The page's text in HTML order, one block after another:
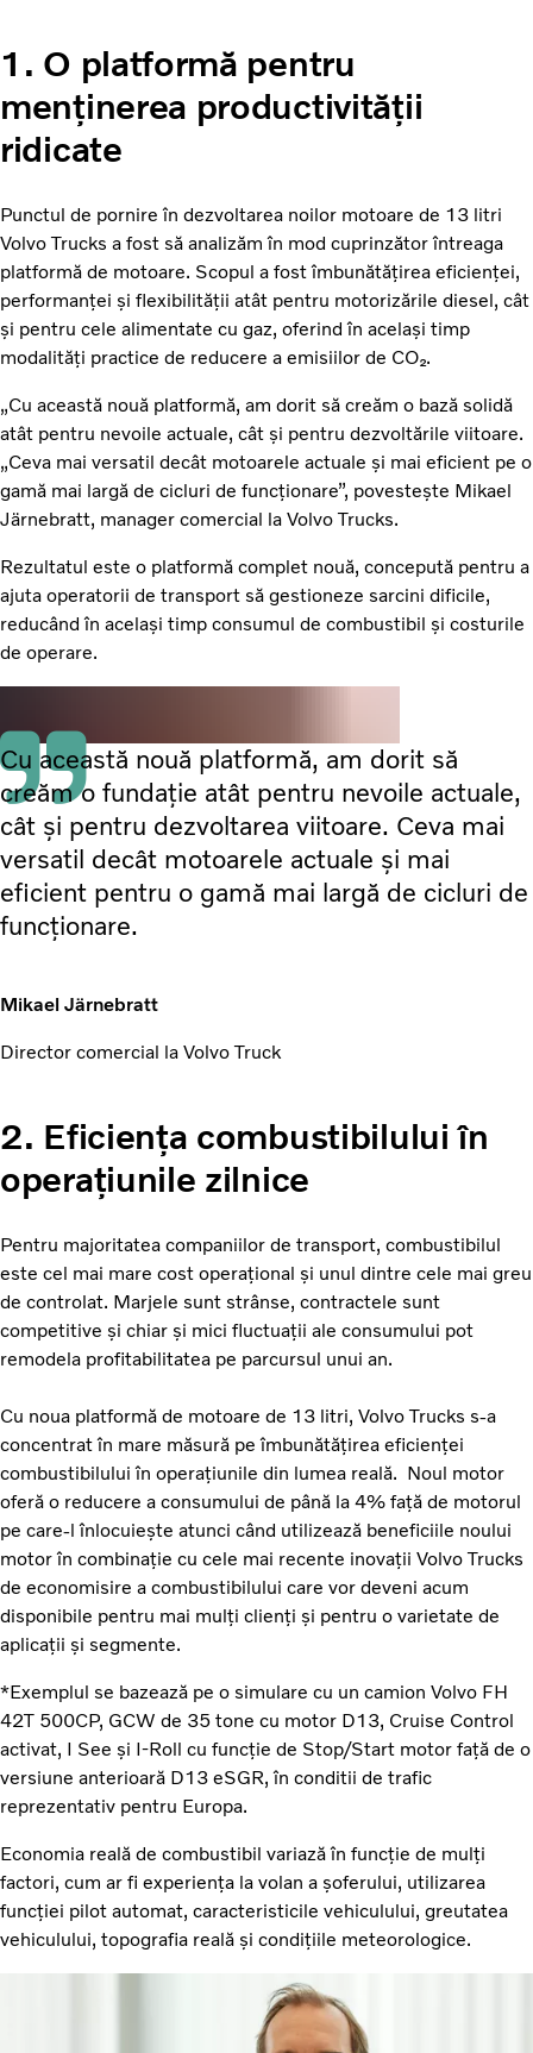
1. O platformă pentru
menținerea productivității
ridicate
Punctul de pornire în dezvoltarea noilor motoare de 13 litri
Volvo Trucks a fost să analizăm în mod cuprinzător întreaga
platformă de motoare. Scopul a fost îmbunătățirea eficienței,
performanței și flexibilității atât pentru motorizările diesel, cât
și pentru cele alimentate cu gaz, oferind în același timp
modalități practice de reducere a emisiilor de CO₂.
„Cu această nouă platformă, am dorit să creăm o bază solidă
atât pentru nevoile actuale, cât și pentru dezvoltările viitoare.
„Ceva mai versatil decât motoarele actuale și mai eficient pe o
gamă mai largă de cicluri de funcționare”, povestește Mikael
Järnebratt, manager comercial la Volvo Trucks.
Rezultatul este o platformă complet nouă, concepută pentru a
ajuta operatorii de transport să gestioneze sarcini dificile,
reducând în același timp consumul de combustibil și costurile
de operare.
Cu această nouă platformă, am dorit să
creăm o fundație atât pentru nevoile actuale,
cât și pentru dezvoltarea viitoare. Ceva mai
versatil decât motoarele actuale și mai
eficient pentru o gamă mai largă de cicluri de
funcționare.
Mikael Järnebratt
Director comercial la Volvo Truck
2. Eficiența combustibilului în
operațiunile zilnice
Pentru majoritatea companiilor de transport, combustibilul
este cel mai mare cost operațional și unul dintre cele mai greu
de controlat. Marjele sunt strânse, contractele sunt
competitive și chiar și mici fluctuații ale consumului pot
remodela profitabilitatea pe parcursul unui an.
Cu noua platformă de motoare de 13 litri, Volvo Trucks s-a
concentrat în mare măsură pe îmbunătățirea eficienței
combustibilului în operațiunile din lumea reală. Noul motor
oferă o reducere a consumului de până la 4% față de motorul
pe care-l înlocuiește atunci când utilizează beneficiile noului
motor în combinație cu cele mai recente inovații Volvo Trucks
de economisire a combustibilului care vor deveni acum
disponibile pentru mai mulți clienți și pentru o varietate de
aplicații și segmente.
*Exemplul se bazează pe o simulare cu un camion Volvo FH
42T 500CP, GCW de 35 tone cu motor D13, Cruise Control
activat, I See și I-Roll cu funcție de Stop/Start motor față de o
versiune anterioară D13 eSGR, în conditii de trafic
reprezentativ pentru Europa.
Economia reală de combustibil variază în funcție de mulți
factori, cum ar fi experiența la volan a șoferului, utilizarea
funcției pilot automat, caracteristicile vehiculului, greutatea
vehiculului, topografia reală și condițiile meteorologice.